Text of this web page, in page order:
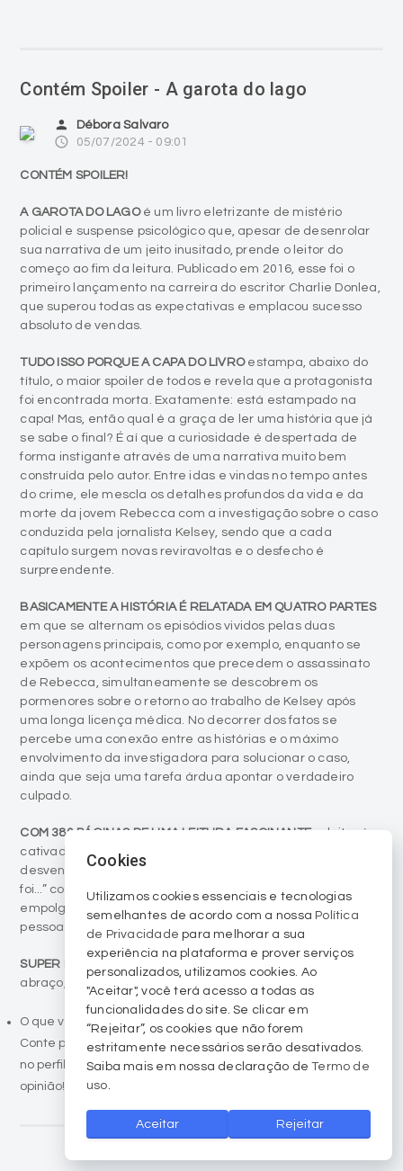
Contém Spoiler - A garota do lago
person Débora Salvaro
access_time 05/07/2024 - 09:01
CONTÉM SPOILER!
A GAROTA DO LAGOé um livro eletrizante de mistério
policial e suspense psicológico que, apesar de desenrolar
sua narrativa de um jeito inusitado, prende o leitor do
começo ao fim da leitura. Publicado em 2016, esse foi o
primeiro lançamento na carreira do escritor Charlie Donlea,
que superou todas as expectativas e emplacou sucesso
absoluto de vendas.
TUDO ISSO PORQUE A CAPA DO LIVROestampa, abaixo do
título, o maior spoiler de todos e revela que a protagonista
foi encontrada morta. Exatamente: está estampado na
capa! Mas, então qual é a graça de ler uma história que já
se sabe o final? É aí que a curiosidade é despertada de
forma instigante através de uma narrativa muito bem
construída pelo autor. Entre idas e vindas no tempo antes
do crime, ele mescla os detalhes profundos da vida e da
morte da jovem Rebecca com a investigação sobre o caso
conduzida pela jornalista Kelsey, sendo que a cada
capítulo surgem novas reviravoltas e o desfecho é
surpreendente.
BASICAMENTE A HISTÓRIA É RELATADA EM QUATRO PARTES
em que se alternam os episódios vividos pelas duas
personagens principais, como por exemplo, enquanto se
expõem os acontecimentos que precedem o assassinato
de Rebecca, simultaneamente se descobrem os
pormenores sobre o retorno ao trabalho de Kelsey após
uma longa licença médica. No decorrer dos fatos se
percebe uma conexão entre as histórias e o máximo
envolvimento da investigadora para solucionar o caso,
ainda que seja uma tarefa árdua apontar o verdadeiro
culpado.
COM 380 PÁGINAS DE UMA LEITURA FASCINANTE,
o leitor é
cativado e tende a devorar o livro rapidamente para
desvendar esse mistério. Afinal o tradicional “quem matou
foi...” continua, desde os primórdios, sendo muito
empolgante e despertando a atenção da maioria das
pessoas.
SUPER RECOMENDO
a leitura do livro A garota do lago. Um
abraço, e até a próxima, Déb.
O que você achou dessa resenha, tem alguma sugestão?
Conte para nós pelo e-mail deborasalvaro@yahoo.com.br ou
no perfil @deborasalvaro no Instagram. Aguardamos sua
opinião!
Cookies
Utilizamos cookies essenciais e tecnologias
semelhantes de acordo com a nossa Política
de Privacidade para melhorar a sua
experiência na plataforma e prover serviços
personalizados, utilizamos cookies. Ao
"Aceitar", você terá acesso a todas as
funcionalidades do site. Se clicar em
“Rejeitar”, os cookies que não forem
estritamente necessários serão desativados.
Saiba mais em nossa declaração deTermo de
uso.
Aceitar Rejeitar